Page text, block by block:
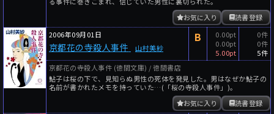
読書登録
お気に入り
2006年09月01日
京都花の寺殺人事件 山村美紗
B
0.00pt
0.00pt
5.00pt
0件
0件
5件
京都花の寺殺人事件 (徳間文庫) / 徳間書店
鮎子は桜の下で、見知らぬ男性の死体を発見した。男はなぜか鮎子の
名前が書かれたメモを持っていた…(「桜の寺殺人事件」)。
読書登録
お気に入り